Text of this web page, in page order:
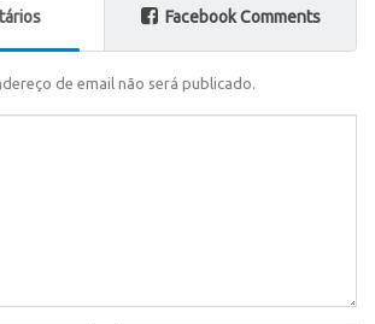
Facebook Comments
de email não será publicado.